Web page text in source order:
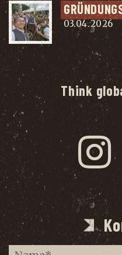
03.04.2026
Think